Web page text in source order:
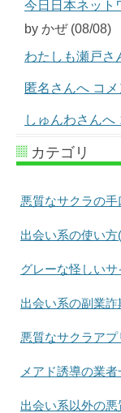
今日日本ネット
by かぜ (08/08)
わたしも瀬戸さ
匿名さんへ コ
しゅんわさんへ
カテゴリ
悪質なサクラの手
出会い系の使い方
グレーな怪しいサ
出会い系の副業詐
悪質なサクラアプ
メアド誘導の業者
出会い系以外の悪